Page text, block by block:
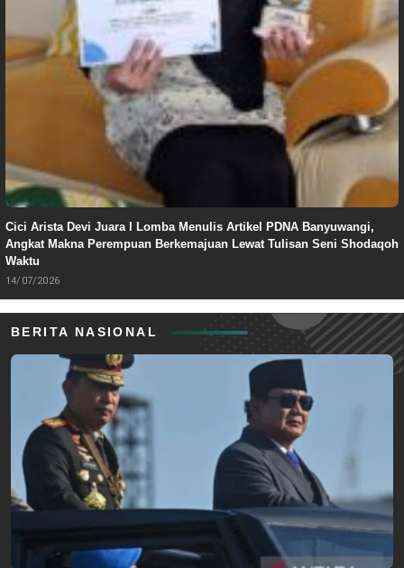
Cici Arista Devi Juara I Lomba Menulis Artikel PDNA Banyuwangi,
Angkat Makna Perempuan Berkemajuan Lewat Tulisan Seni Shodaqoh
Waktu
14/07/2026
BERITA NASIONAL